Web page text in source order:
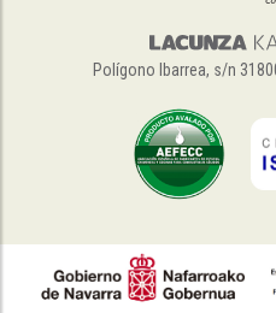
Polígono Ibarrea, s/n